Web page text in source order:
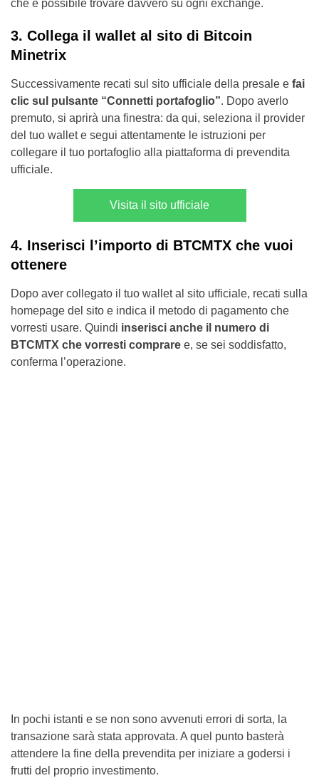
che è possibile trovare davvero su ogni exchange.
3. Collega il wallet al sito di Bitcoin
Minetrix
Successivamente recati sul sito ufficiale della presale e fai
clic sul pulsante “Connetti portafoglio”. Dopo averlo
premuto, si aprirà una finestra: da qui, seleziona il provider
del tuo wallet e segui attentamente le istruzioni per
collegare il tuo portafoglio alla piattaforma di prevendita
ufficiale.
Visita il sito ufficiale
4. Inserisci l’importo di BTCMTX che vuoi
ottenere
Dopo aver collegato il tuo wallet al sito ufficiale, recati sulla
homepage del sito e indica il metodo di pagamento che
vorresti usare. Quindi inserisci anche il numero di
BTCMTX che vorresti comprare e, se sei soddisfatto,
conferma l’operazione.
In pochi istanti e se non sono avvenuti errori di sorta, la
transazione sarà stata approvata. A quel punto basterà
attendere la fine della prevendita per iniziare a godersi i
frutti del proprio investimento.